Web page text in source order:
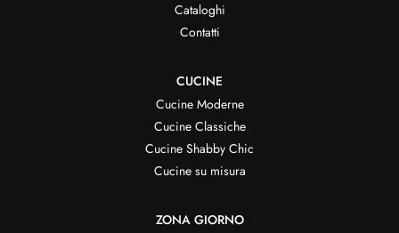
Cataloghi
Contatti
CUCINE
Cucine Moderne
Cucine Classiche
Cucine Shabby Chic
Cucine su misura
ZONA GIORNO